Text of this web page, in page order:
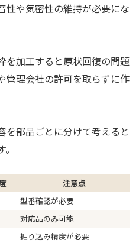
性や気密性の維持が必要にな
を加工すると原状回復の問題
管理会社の許可を取らずに作
を部品ごとに分けて考えると
注意点
型番確認が必要
対応品のみ可能
掘り込み精度が必要